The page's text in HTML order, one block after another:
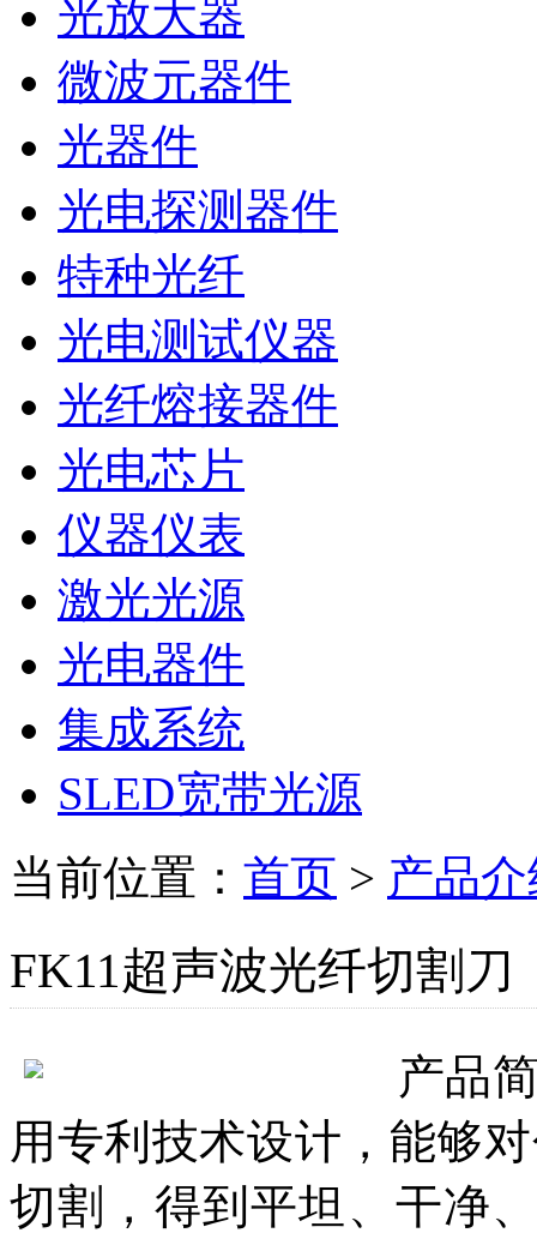
光放大器
微波元器件
光器件
光电探测器件
特种光纤
光电测试仪器
光纤熔接器件
光电芯片
仪器仪表
激光光源
光电器件
集成系统
SLED宽带光源
当前位置： 首页 > 产品
FK11超声波光纤切割刀
产品
用专利技术设计，能够
切割，得到平坦、干净